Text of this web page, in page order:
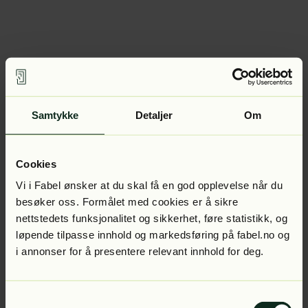
Samtykke Detaljer Om
Cookies
Vi i Fabel ønsker at du skal få en god opplevelse når du
besøker oss. Formålet med cookies er å sikre
nettstedets funksjonalitet og sikkerhet, føre statistikk, og
løpende tilpasse innhold og markedsføring på fabel.no og
i annonser for å presentere relevant innhold for deg.